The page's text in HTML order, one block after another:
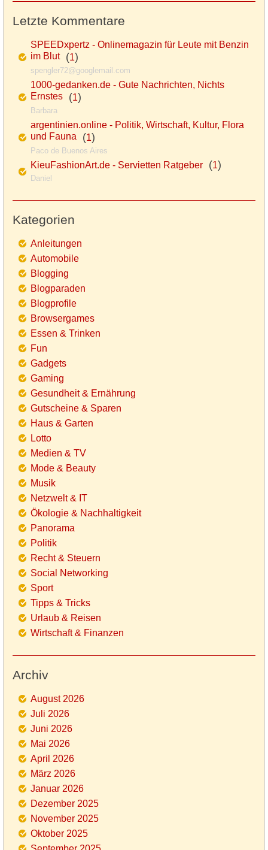
Letzte Kommentare
SPEEDxpertz - Onlinemagazin für Leute mit Benzin
im Blut(1)
spengler72@googlemail.com
1000-gedanken.de - Gute Nachrichten, Nichts
Ernstes (1)
Barbara
argentinien.online - Politik, Wirtschaft, Kultur, Flora
und Fauna (1)
Paco de Buenos Aires
KieuFashionArt.de - Servietten Ratgeber (1)
Daniel
Kategorien
Anleitungen
Automobile
Blogging
Blogparaden
Blogprofile
Browsergames
Essen & Trinken
Fun
Gadgets
Gaming
Gesundheit & Ernährung
Gutscheine & Sparen
Haus & Garten
Lotto
Medien & TV
Mode & Beauty
Musik
Netzwelt & IT
Ökologie & Nachhaltigkeit
Panorama
Politik
Recht & Steuern
Social Networking
Sport
Tipps & Tricks
Urlaub & Reisen
Wirtschaft & Finanzen
Archiv
August 2026
Juli 2026
Juni 2026
Mai 2026
April 2026
März 2026
Januar 2026
Dezember 2025
November 2025
Oktober 2025